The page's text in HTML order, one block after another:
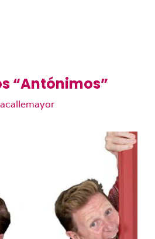
“Antónimos”